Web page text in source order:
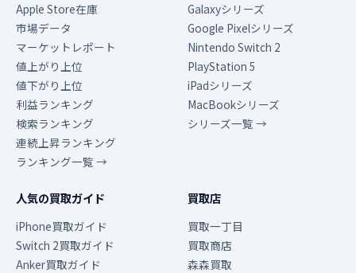
Apple Store在庫
市場データ
マーケットレポート
値上がり上位
値下がり上位
利益ランキング
検索ランキング
連続上昇ランキング
ランキング一覧 →
Galaxyシリーズ
Google Pixelシリーズ
Nintendo Switch 2
PlayStation 5
iPadシリーズ
MacBookシリーズ
シリーズ一覧 →
人気の買取ガイド
iPhone買取ガイド
Switch 2買取ガイド
Anker買取ガイド
買取店
買取一丁目
買取商店
森森買取